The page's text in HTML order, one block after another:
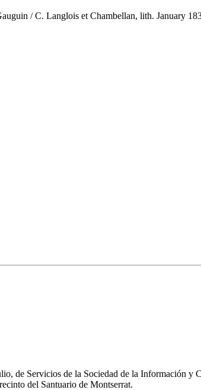
/ C. Langlois et Chambellan, lith. January
de Servicios de la Sociedad de la Información y
del Santuario de Montserrat.